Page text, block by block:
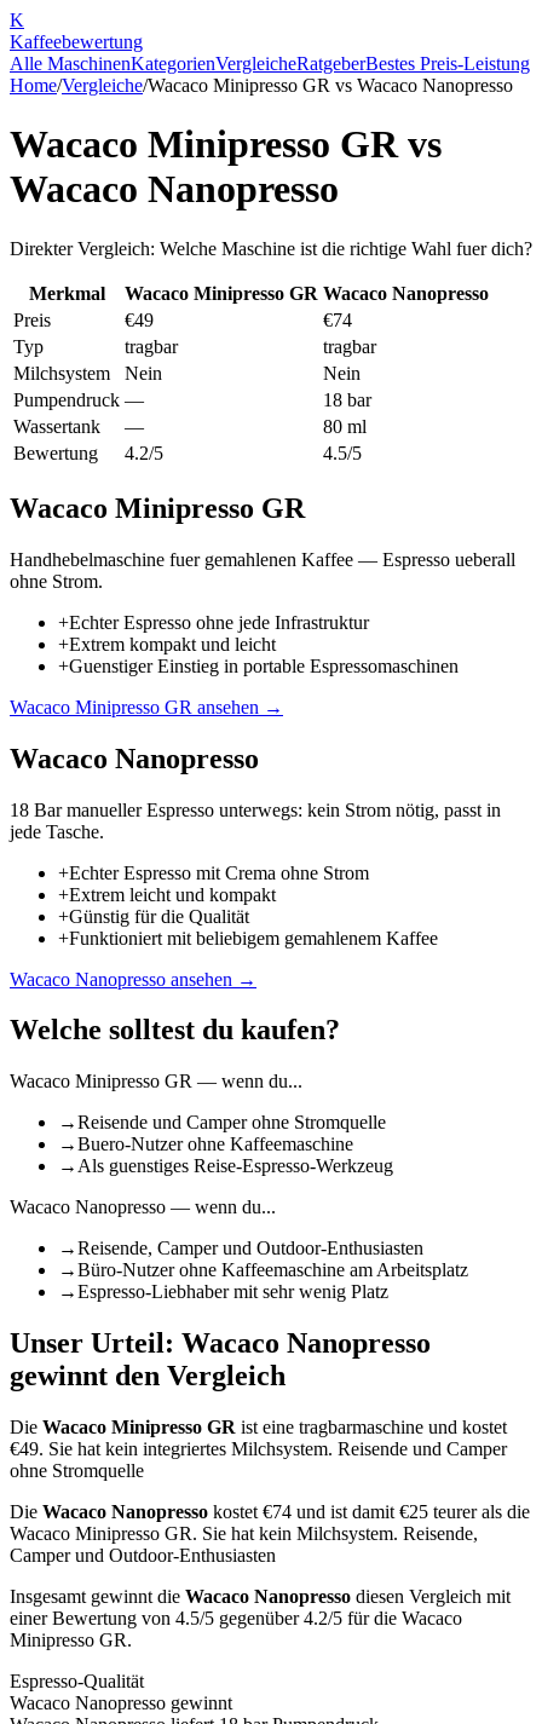
K
Kaffeebewertung
Alle MaschinenKategorienVergleicheRatgeberBestes Preis-Leistung
Home/Vergleiche/Wacaco Minipresso GR vs Wacaco Nanopresso
Wacaco Minipresso GRvs
Wacaco Nanopresso
Direkter Vergleich: Welche Maschine ist die richtige Wahl fuer dich?
Merkmal Wacaco Minipresso GR Wacaco Nanopresso
Preis
€49
€74
Typ
tragbar
tragbar
Milchsystem
Nein
Nein
Pumpendruck —
18 bar
Wassertank
—
80 ml
Bewertung
4.2/5 4.5/5
Wacaco Minipresso GR
Handhebelmaschine fuer gemahlenen Kaffee — Espresso ueberall
ohne Strom.
+Echter Espresso ohne jede Infrastruktur
+Extrem kompakt und leicht
+Guenstiger Einstieg in portable Espressomaschinen
Wacaco Minipresso GR ansehen →
Wacaco Nanopresso
18 Bar manueller Espresso unterwegs: kein Strom nötig, passt in
jede Tasche.
+Echter Espresso mit Crema ohne Strom
+Extrem leicht und kompakt
+Günstig für die Qualität
+Funktioniert mit beliebigem gemahlenem Kaffee
Wacaco Nanopresso ansehen →
Welche solltest du kaufen?
Wacaco Minipresso GR — wenn du...
→Reisende und Camper ohne Stromquelle
→Buero-Nutzer ohne Kaffeemaschine
→ Als guenstiges Reise-Espresso-Werkzeug
Wacaco Nanopresso — wenn du...
→Reisende, Camper und Outdoor-Enthusiasten
→Büro-Nutzer ohne Kaffeemaschine am Arbeitsplatz
→Espresso-Liebhaber mit sehr wenig Platz
Unser Urteil: Wacaco Nanopresso
gewinnt den Vergleich
Die Wacaco Minipresso GR ist eine tragbarmaschine und kostet
€49. Sie hat kein integriertes Milchsystem. Reisende und Camper
ohne Stromquelle
Die Wacaco Nanopresso kostet €74 und ist damit €25 teurer als die
Wacaco Minipresso GR. Sie hat kein Milchsystem. Reisende,
Camper und Outdoor-Enthusiasten
Insgesamt gewinnt die Wacaco Nanopresso diesen Vergleich mit
einer Bewertung von 4.5/5 gegenüber4.2/5 für die Wacaco
Minipresso GR.
Espresso-Qualität
Wacaco Nanopresso gewinnt